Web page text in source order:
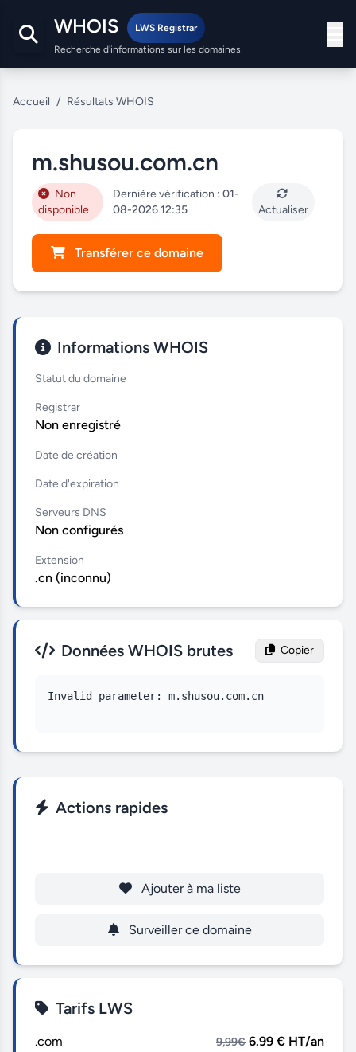
WHOIS
LWS Registrar
Recherche d'informations sur les domaines
Accueil / Résultats WHOIS
m.shusou.com.cn
Non
disponible
Dernière vérification :01-
08-2026 12:35
Actualiser
Transférer ce domaine
Informations WHOIS
Statut du domaine
Registrar
Non enregistré
Date de création
Date d'expiration
Serveurs DNS
Non configurés
Extension
.cn (inconnu)
Données WHOIS brutes Copier
Invalid parameter: m.shusou.com.cn
Actions rapides
Ajouter à ma liste
Surveiller ce domaine
Tarifs LWS
.com 9,99€ 6.99 € HT/an